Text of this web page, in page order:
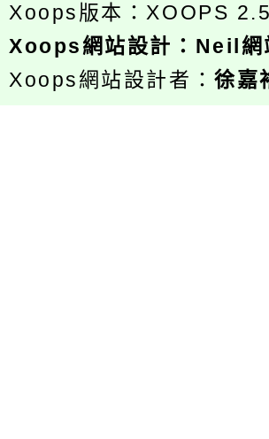
Xoops版本：XOOPS
Xoops網站設計 ： Neil網
Xoops網站設計者：徐嘉